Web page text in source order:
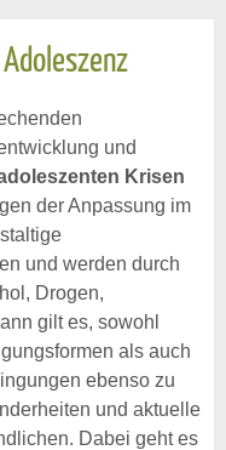
und
Krisen
der Anpassung im
und werden durch
Drogen,
gilt es, sowohl
als auch
ebenso zu
und aktuelle
Dabei geht es